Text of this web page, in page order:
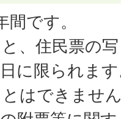
です。
、住民票の
に限られま
はできませ